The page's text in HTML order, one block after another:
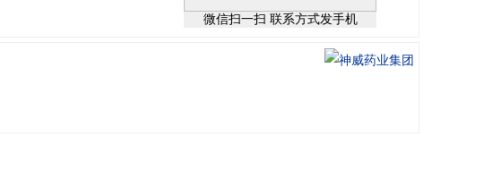
微信扫一扫 联系方式发手机